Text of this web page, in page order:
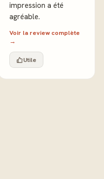
impression a été
agréable.
Voir la review complète
→
Utile